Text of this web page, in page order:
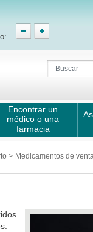
Encontrar un
médico o una
farmacia
> Medicamentos de